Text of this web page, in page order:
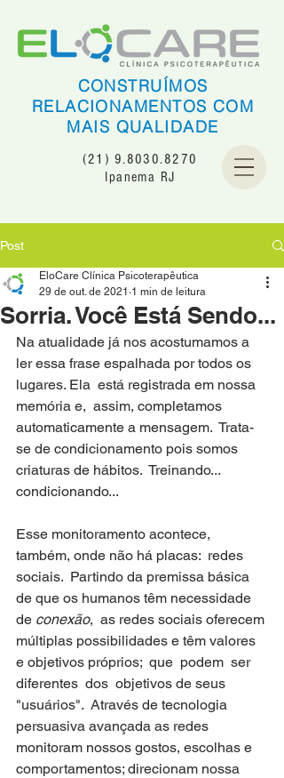
(21) 9.8030.8270
Ipanema RJ
CONSTRUÍMOS
RELACIONAMENTOS COM
MAIS QUALIDADE
Post
Sorria. Você Está Sendo...
EloCare Clínica Psicoterapêutica
29 de out. de 2021 1 min de leitura
Na atualidade já nos acostumamos a
ler essa frase espalhada por todos os
lugares. Ela  está registrada em nossa
memória e,  assim, completamos
automaticamente a mensagem.  Trata-
se de condicionamento pois somos
criaturas de hábitos.  Treinando...
condicionando...
Esse monitoramento acontece,
também, onde não há placas:  redes
sociais.  Partindo da premissa básica
de que os humanos têm necessidade
de conexão,  as redes sociais oferecem
múltiplas possibilidades e têm valores
e objetivos próprios;  que  podem  ser
diferentes  dos  objetivos de seus
"usuários".  Através de tecnologia
persuasiva avançada as redes
monitoram nossos gostos, escolhas e
comportamentos; direcionam nossa